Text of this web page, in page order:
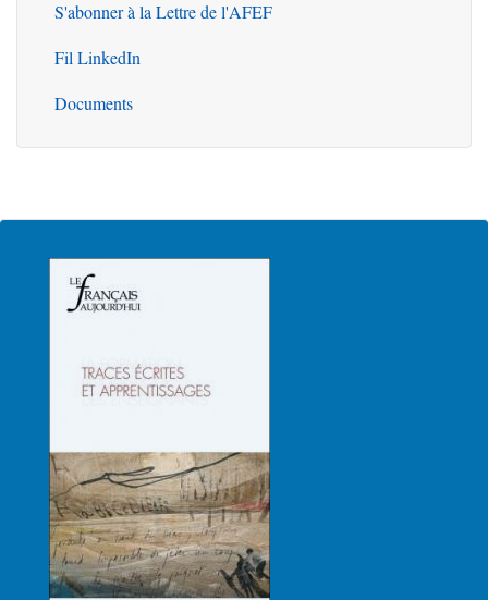
S'abonner à la Lettre de l'AFEF
Fil LinkedIn
Documents